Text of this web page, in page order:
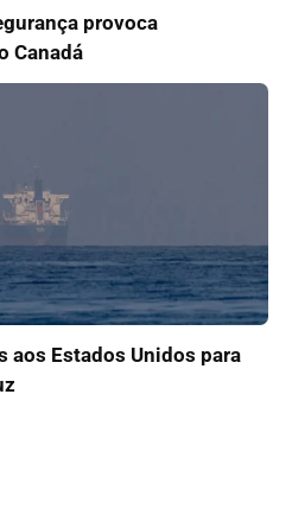
provoca
Canadá
aos Estados Unidos para